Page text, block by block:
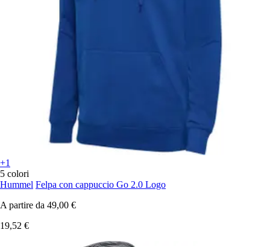
+1
5 colori
Hummel Felpa con cappuccio Go 2.0 Logo
A partire da 49,00 €
19,52 €